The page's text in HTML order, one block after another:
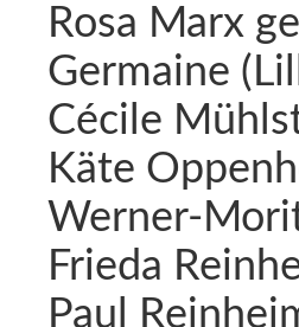
Rosa Marx
Germaine
Cécile
Käte
Werner-
Frieda
Paul